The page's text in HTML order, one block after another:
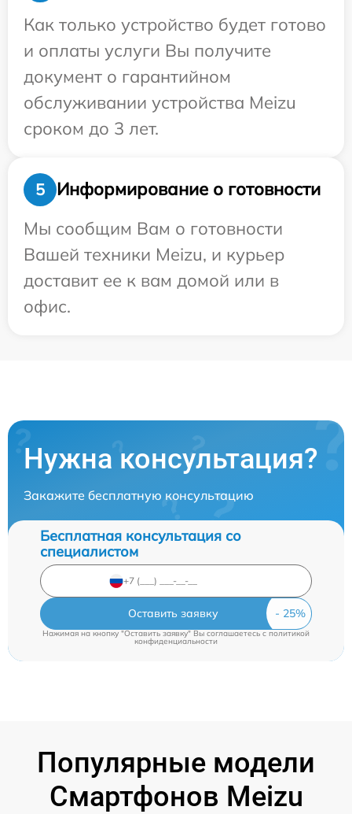
Как только устройство будет готово
и оплаты услуги Вы получите
документ о гарантийном
обслуживании устройства Meizu
сроком до 3 лет.
5
Информирование о готовности
Мы сообщим Вам о готовности
Вашей техники Meizu, и курьер
доставит ее к вам домой или в
офис.
Нужна консультация?
Закажите бесплатную консультацию
Бесплатная консультация со
специалистом
Оставить заявку
Нажимая на кнопку "Оставить заявку" Вы соглашаетесь cполитикой
конфиденциальности
Популярные модели
Смартфонов Meizu